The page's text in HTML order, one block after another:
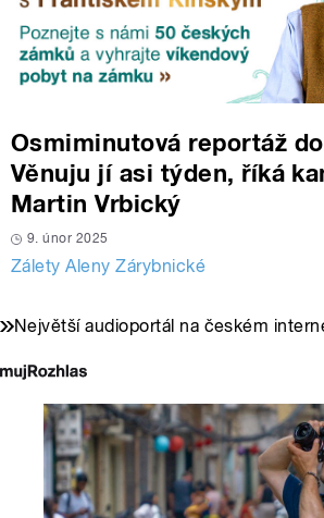
Osmiminutová reportáž
Věnuju jí asi týden, říká
Martin Vrbický
9. únor 2025
Zálety Aleny Zárybnické
Největší audioportál na českém